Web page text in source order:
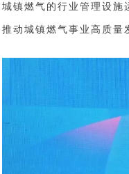
城镇燃气的行业管理设施
推动城镇燃气事业高质量